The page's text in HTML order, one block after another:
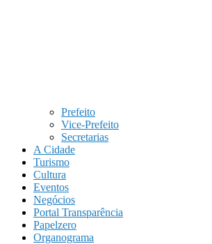
Prefeito
Vice-Prefeito
Secretarias
A Cidade
Turismo
Cultura
Eventos
Negócios
Portal Transparência
Papelzero
Organograma